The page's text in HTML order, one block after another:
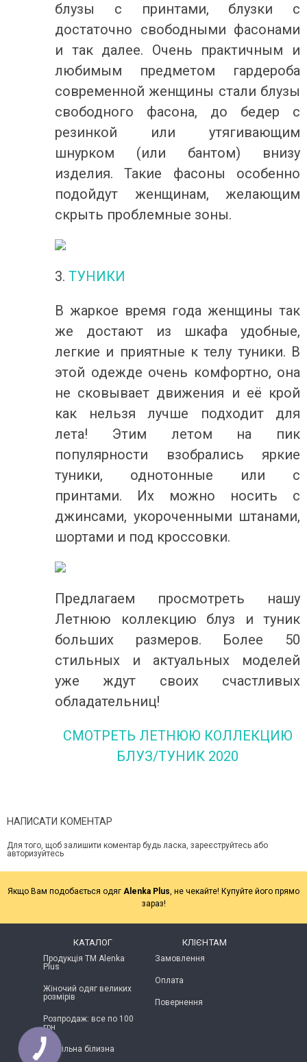
блузы с принтами, блузки с
достаточно свободными фасонами
и так далее. Очень практичным и
любимым предметом гардероба
современной женщины стали блузы
свободного фасона, до бедер с
резинкой или утягивающим
шнурком (или бантом) внизу
изделия. Такие фасоны особенно
подойдут женщинам, желающим
скрыть проблемные зоны.
3. ТУНИКИ
В жаркое время года женщины так
же достают из шкафа удобные,
легкие и приятные к телу туники. В
этой одежде очень комфортно, она
не сковывает движения и её крой
как нельзя лучше подходит для
лета! Этим летом на пик
популярности взобрались яркие
туники, однотонные или с
принтами. Их можно носить с
джинсами, укороченными штанами,
шортами и под кроссовки.
Предлагаем просмотреть нашу
Летнюю коллекцию блуз и туник
больших размеров. Более 50
стильных и актуальных моделей
уже ждут своих счастливых
обладательниц!
СМОТРЕТЬ ЛЕТНЮЮ КОЛЛЕКЦИЮ
БЛУЗ/ТУНИК 2020
НАПИСАТИ КОМЕНТАР
Для того, щоб залишити коментар будь ласка, зареєструйтесь або
авторизуйтесь
Якщо Вам подобається одяг Alenka Plus, не чекайте! Купуйте його прямо
зараз!
КАТАЛОГ
Продукція ТМ Alenka
Plus
Жіночий одяг великих
розмірів
Розпродаж: все по 100
грн
Постільна білизна
КЛІЄНТАМ
Замовлення
Оплата
Повернення